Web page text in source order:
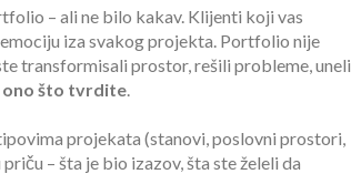
– ali ne bilo kakav. Klijenti koji vas
iza svakog projekta. Portfolio nije
transformisali prostor, rešili probleme, uneli
ono što tvrdite
projekata (stanovi, poslovni prostori,
– šta je bio izazov, šta ste želeli da